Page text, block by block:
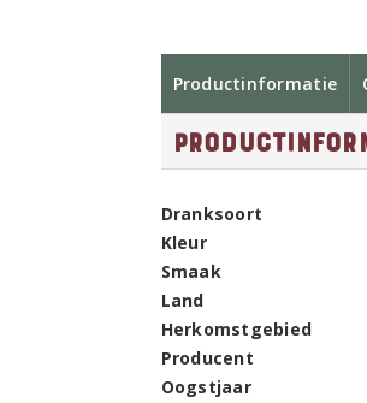
Productinformatie
Dranksoort
Kleur
Smaak
Land
Herkomstgebied
Producent
Oogstjaar